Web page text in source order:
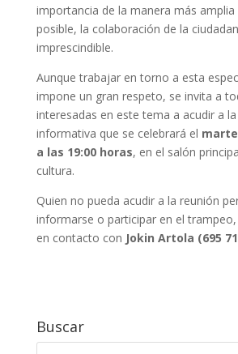
importancia de la manera más amplia
posible, la colaboración de la
imprescindible.
Aunque trabajar en torno a esta
impone un gran respeto, se invita a
interesadas en este tema a acudir a
informativa que se celebrará el
a las 19:00 horas, en el salón
cultura.
Quien no pueda acudir a la reunión
informarse o participar en el
en contacto con Jokin Artola (695
Buscar